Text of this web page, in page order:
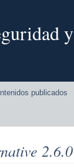
publicados
2.6.0